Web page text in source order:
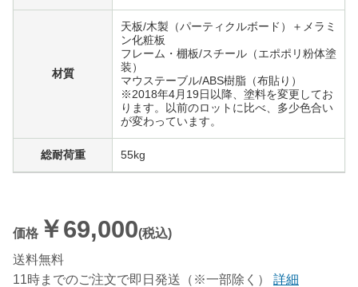
材質
天板/木製（パーティクルボード）＋メラミ
ン化粧板
フレーム・棚板/スチール（エポポリ粉体塗
装）
マウステーブル/ABS樹脂（布貼り）
※2018年4月19日以降、塗料を変更してお
ります。以前のロットに比べ、多少色合い
が変わっています。
総耐荷重 55kg
価格 ￥69,000(税込)
送料無料
11時までのご注文で即日発送（※一部除く）
詳細